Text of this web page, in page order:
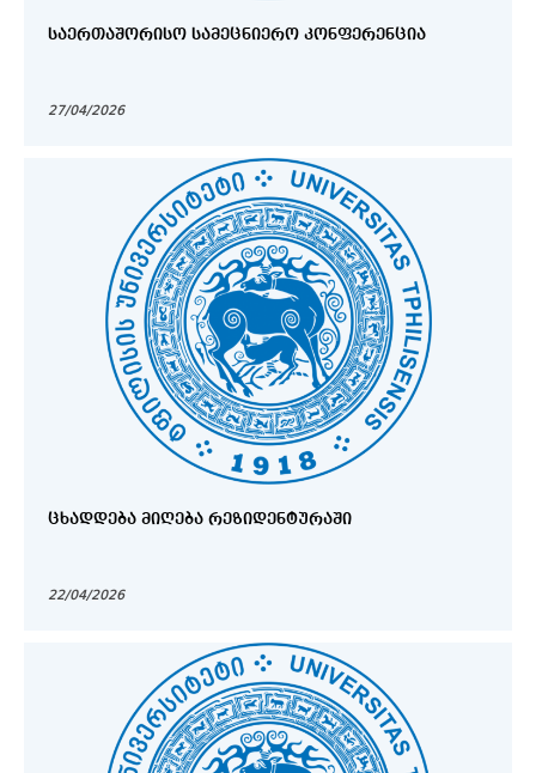
ᲡᲐᲔᲠᲗᲐᲨᲝᲠᲘᲡᲝ ᲡᲐᲛᲔᲪᲜᲘᲔᲠᲝ ᲙᲝᲜᲤᲔᲠᲔᲜᲪᲘᲐ
27/04/2026
ᲪᲮᲐᲓᲓᲔᲑᲐ ᲛᲘᲦᲔᲑᲐ ᲠᲔᲖᲘᲓᲔᲜᲢᲣᲠᲐᲨᲘ
22/04/2026